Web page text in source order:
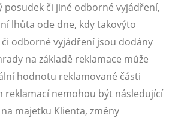
posudek či jiné odborné vyjádření,
lhůta ode dne, kdy takovýto
odborné vyjádření jsou dodány
na základě reklamace může
hodnotu reklamované části
reklamací nemohou být následující
majetku Klienta, změny